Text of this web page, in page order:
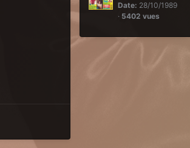
Date: 28/10/1989
· 5402 vues